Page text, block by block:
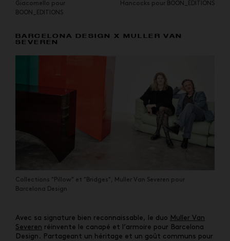
Giacomello pour
BOON_EDITIONS
Hancocks pour BOON_EDITIONS
BARCELONA DESIGN X MULLER VAN
SEVEREN
Collections "Pillow" et "Bridges", Muller Van Severen pour
Barcelona Design
Avec sa signature bien reconnaissable, le duo
Muller Van
Severen réinvente le canapé et l’armoire pour Barcelona
Design. Partageant un héritage et un goût communs pour